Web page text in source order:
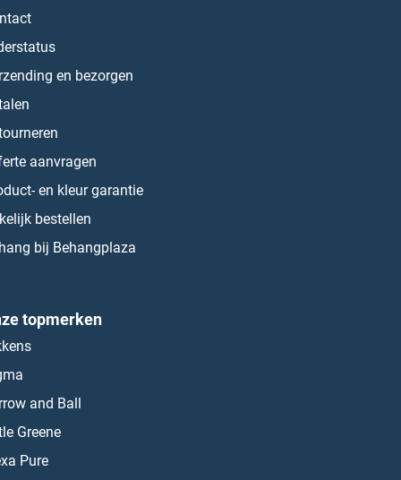
en bezorgen
aanvragen
en kleur garantie
bestellen
bij Behangplaza
topmerken
and Ball
Greene
Pure